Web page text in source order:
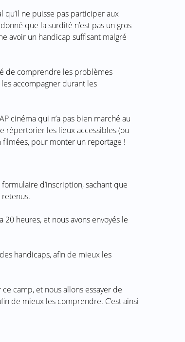
qu’il ne puisse pas participer aux
que la surdité n’est pas un gros
avoir un handicap suffisant malgré
de comprendre les problèmes
accompagner durant les
cinéma qui n’a pas bien marché au
répertorier les lieux accessibles (ou
pour monter un reportage !
d’inscription, sachant que
20 heures, et nous avons envoyés le
handicaps, afin de mieux les
camp, et nous allons essayer de
de mieux les comprendre. C’est ainsi